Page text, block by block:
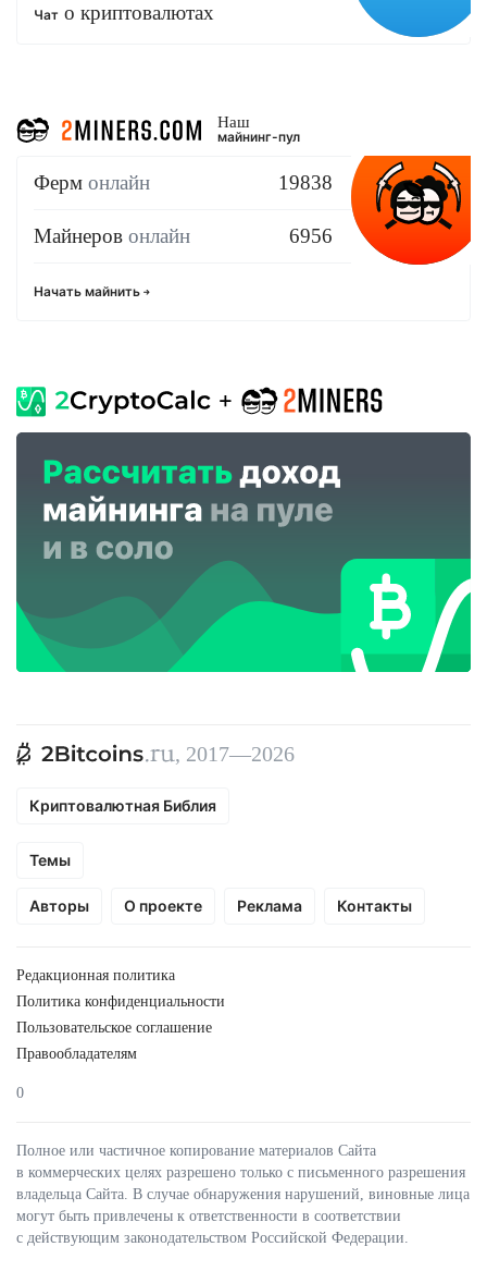
Чат о криптовалютах
Наш
майнинг-пул
Ферм онлайн 19838
Майнеров онлайн 6956
Начать майнить
, 2017—2026
Криптовалютная Библия
Темы
Авторы О проекте Реклама Контакты
Редакционная политика
Политика конфиденциальности
Пользовательское соглашение
Правообладателям
0
Полное или частичное копирование материалов Сайта
в коммерческих целях разрешено только с письменного разрешения
владельца Сайта. В случае обнаружения нарушений, виновные лица
могут быть привлечены к ответственности в соответствии
с действующим законодательством Российской Федерации.